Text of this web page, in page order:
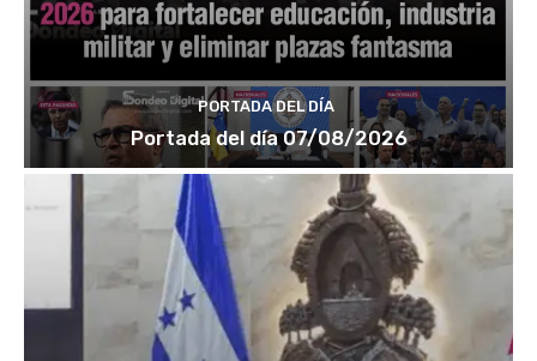
PORTADA DEL DÍA
Portada del día 07/08/2026